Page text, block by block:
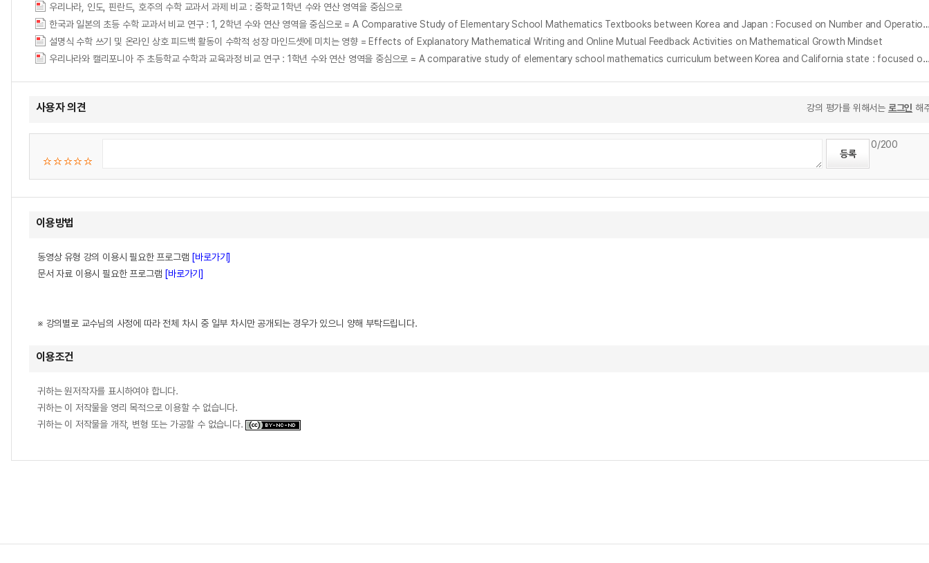
우리나라, 인도, 핀란드, 호주의 수학 교과서 과제 비교 : 중학교 1학년 수와 연산 영역을 중심으로
한국과 일본의 초등 수학 교과서 비교 연구 : 1, 2학년 수와 연산 영역을 중심으로 = A Comparative Study of Elementary School
설명식 수학 쓰기 및 온라인 상호 피드백 활동이 수학적 성장 마인드셋에 미치는 영향 = Effects of Explanatory Mathematical Writing and Online Mutual Feedback Activities on Mathematical Growth Mindset
우리나라와 캘리포니아 주 초등학교 수학과 교육과정 비교 연구 : 1학년 수와 연산 영역을 중심으로 = A comparative study of elementary school mathematics
사용자 의견 강의 평가를 위해서는 로그인 해
0/200
이용방법
동영상 유형 강의 이용시 필요한 프로그램 [바로가기]
문서 자료 이용시 필요한 프로그램 [바로가기]
※ 강의별로 교수님의 사정에 따라 전체 차시 중 일부 차시만 공개되는 경우가 있으니 양해 부탁드립니다.
이용조건
귀하는 원저작자를 표시하여야 합니다.
귀하는 이 저작물을 영리 목적으로 이용할 수 없습니다.
귀하는 이 저작물을 개작, 변형 또는 가공할 수 없습니다.